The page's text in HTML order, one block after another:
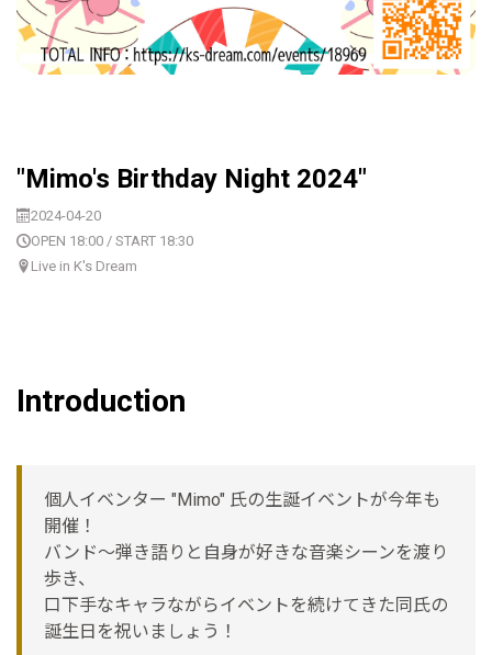
"Mimo's Birthday Night 2024"
2024-04-20
OPEN 18:00 / START 18:30
Live in K's Dream
Introduction
個人イベンター "Mimo" 氏の生誕イベントが今年も
開催！
バンド〜弾き語りと自身が好きな音楽シーンを渡り
歩き、
口下手なキャラながらイベントを続けてきた同氏の
誕生日を祝いましょう！